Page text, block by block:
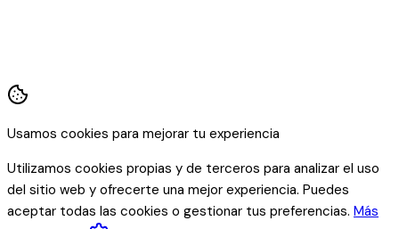
Usamos cookies para mejorar tu experiencia
Utilizamos cookies propias y de terceros para analizar el uso
del sitio web y ofrecerte una mejor experiencia. Puedes
aceptar todas las cookies o gestionar tus preferencias. Más